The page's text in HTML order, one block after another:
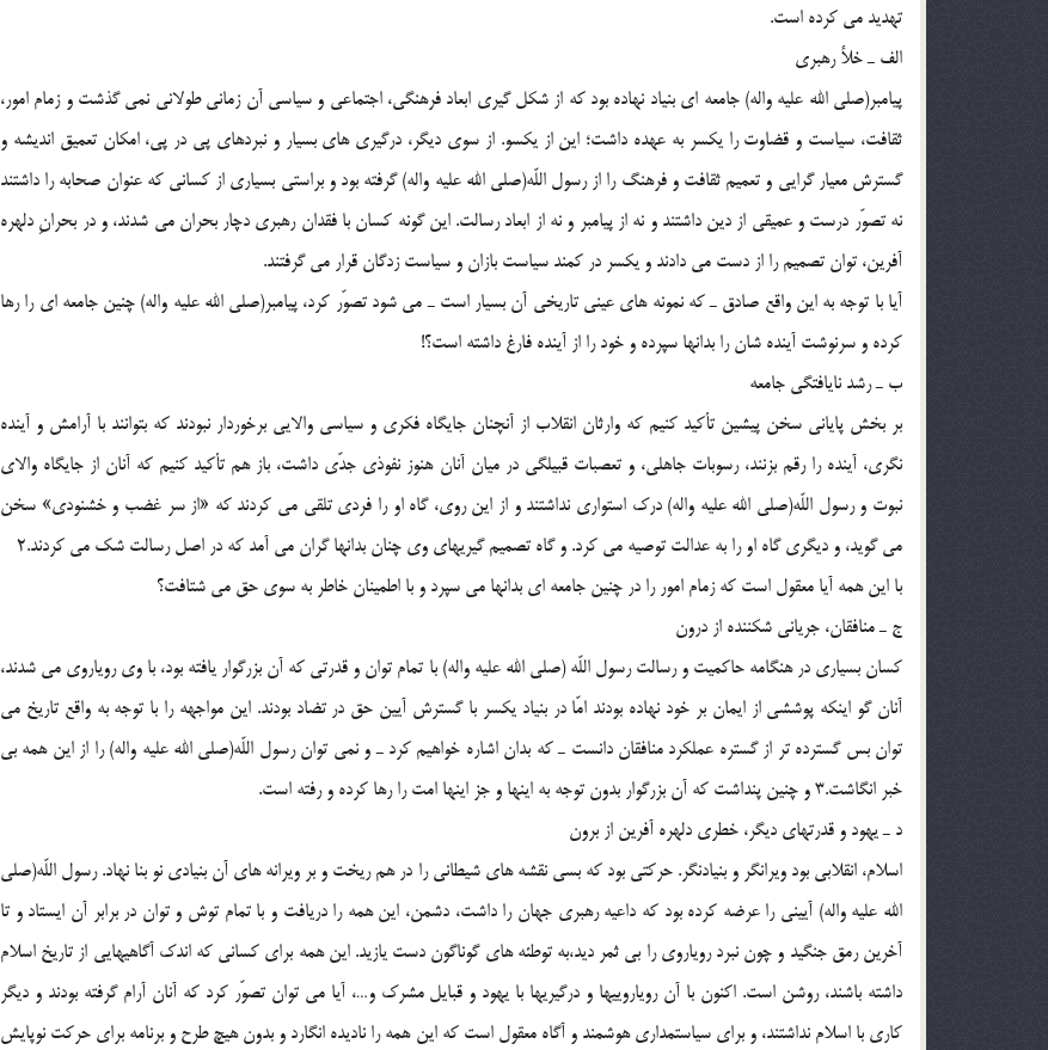
تهديد مى كرده است.
الف ـ خلأ رهبرى
پيامبر(صلی الله علیه واله) جامعه اى بنياد نهاده بود كه از شكل گيرى ابعاد فرهنگى، اجتماعى و سياسى آن زمانى طولانى نمى گذشت و زمام امور،
ثقافت، سياست و قضاوت را يكسر به عهده داشت؛ اين از يكسو. از سوى ديگر، درگيرى هاى بسيار و نبردهاى پى در پى، امكان تعميق انديشه و
گسترش معيار گرايى و تعميم ثقافت و فرهنگ را از رسول اللّه(صلی الله علیه واله) گرفته بود و براستى بسيارى از كسانى كه عنوان صحابه را داشتند
نه تصوّر درست و عميقى از دين داشتند و نه از پيامبر و نه از ابعاد رسالت. اين گونه كسان با فقدان رهبرى دچار بحران مى شدند، و در بحرانِ دلهره
آفرين، توان تصميم را از دست مى دادند و يكسر در كمند سياست بازان و سياست زدگان قرار مى گرفتند.
آيا با توجه به اين واقع صادق ـ كه نمونه هاى عينى تاريخى آن بسيار است ـ مى شود تصوّر كرد، پيامبر(صلی الله علیه واله) چنين جامعه اى را رها
كرده و سرنوشت آينده شان را بدانها سپرده و خود را از آينده فارغ داشته است؟!
ب ـ رشد نايافتگى جامعه
بر بخش پايانى سخن پيشين تأكيد كنيم كه وارثان انقلاب از آنچنان جايگاه فكرى و سياسى والايى برخوردار نبودند كه بتوانند با آرامش و آينده
نگرى، آينده را رقم بزنند، رسوبات جاهلى، و تعصبات قبيلگى در ميان آنان هنوز نفوذى جدّى داشت، باز هم تأكيد كنيم كه آنان از جايگاه والاى
نبوت و رسول اللّه(صلی الله علیه واله) درك استوارى نداشتند و از اين روى، گاه او را فردى تلقى مى كردند كه «از سر غضب و خشنودى» سخن
مى گويد، و ديگرى گاه او را به عدالت توصيه مى كرد. و گاه تصميم گيريهاى وى چنان بدانها گران مى آمد كه در اصل رسالت شك مى كردند.2
با اين همه آيا معقول است كه زمام امور را در چنين جامعه اى بدانها مى سپرد و با اطمينان خاطر به سوى حق مى شتافت؟
ج ـ منافقان، جريانى شكننده از درون
كسان بسيارى در هنگامه حاكميت و رسالت رسول اللّه (صلی الله علیه واله) با تمام توان و قدرتى كه آن بزرگوار يافته بود، با وى روياروى مى شدند،
آنان گو اينكه پوششى از ايمان بر خود نهاده بودند امّا در بنياد يكسر با گسترش آيين حق در تضاد بودند. اين مواجهه را با توجه به واقع تاريخ مى
توان بس گسترده تر از گستره عملكرد منافقان دانست ـ كه بدان اشاره خواهيم كرد ـ و نمى توان رسول اللّه(صلی الله علیه واله) را از اين همه بى
خبر انگاشت.3 و چنين پنداشت كه آن بزرگوار بدون توجه به اينها و جز اينها امت را رها كرده و رفته است.
د ـ يهود و قدرتهاى ديگر، خطرى دلهره آفرين از برون
اسلام، انقلابى بود ويرانگر و بنيادنگر. حركتى بود كه بسى نقشه هاى شيطانى را در هم ريخت و بر ويرانه هاى آن بنيادى نو بنا نهاد. رسول اللّه(صلی
الله علیه واله) آيينى را عرضه كرده بود كه داعيه رهبرى جهان را داشت، دشمن، اين همه را دريافت و با تمام توش و توان در برابر آن ايستاد و تا
آخرين رمق جنگيد و چون نبرد روياروى را بى ثمر ديد،به توطئه هاى گوناگون دست يازيد. اين همه براى كسانى كه اندك آگاهيهايى از تاريخ اسلام
داشته باشند، روشن است. اكنون با آن روياروييها و درگيريها با يهود و قبايل مشرك و…، آيا مى توان تصوّر كرد كه آنان آرام گرفته بودند و ديگر
كارى با اسلام نداشتند، و براى سياستمدارى هوشمند و آگاه معقول است كه اين همه را ناديده انگارد و بدون هيچ طرح و برنامه براى حركت نوپايش